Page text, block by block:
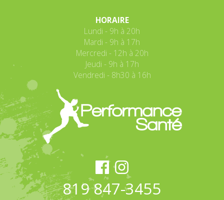
HORAIRE
Lundi - 9h à 20h
Mardi - 9h à 17h
Mercredi - 12h à 20h
Jeudi - 9h à 17h
Vendredi - 8h30 à 16h
819 847-3455